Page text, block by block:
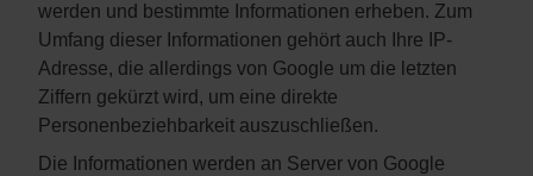
werden und bestimmte Informationen erheben. Zum
Umfang dieser Informationen gehört auch Ihre IP-
Adresse, die allerdings von Google um die letzten
Ziffern gekürzt wird, um eine direkte
Personenbeziehbarkeit auszuschließen.
Die Informationen werden an Server von Google